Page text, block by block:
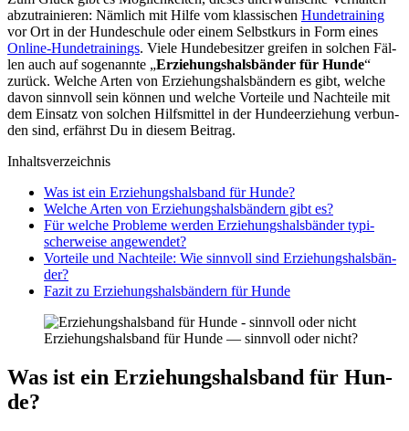
abzu­trai­nie­ren: Näm­lich mit Hil­fe vom klas­si­schen Hun­de­trai­ning
vor Ort in der Hun­de­schu­le oder einem Selbst­kurs in Form eines
Online-Hun­de­trai­nings. Vie­le Hun­de­be­sit­zer grei­fen in sol­chen Fäl­
len auch auf soge­nann­te „Erzie­hungs­hals­bän­der für Hun­de“
zurück. Wel­che Arten von Erzie­hungs­hals­bän­dern es gibt, wel­che
davon sinn­voll sein kön­nen und wel­che Vor­tei­le und Nach­tei­le mit
dem Ein­satz von sol­chen Hilfs­mit­tel in der Hun­de­er­zie­hung ver­bun­
den sind, erfährst Du in die­sem Bei­trag.
Inhalts­ver­zeich­nis
Was ist ein Erzie­hungs­hals­band für Hun­de?
Wel­che Arten von Erzie­hungs­hals­bän­dern gibt es?
Für wel­che Pro­ble­me wer­den Erzie­hungs­hals­bän­der typi­
scher­wei­se ange­wen­det?
Vor­tei­le und Nach­tei­le: Wie sinn­voll sind Erzie­hungs­hals­bän­
der?
Fazit zu Erzie­hungs­hals­bän­dern für Hun­de
Erzie­hungs­hals­band für Hun­de — sinn­voll oder nicht?
Was ist ein Erzie­hungs­hals­band für Hun­
de?